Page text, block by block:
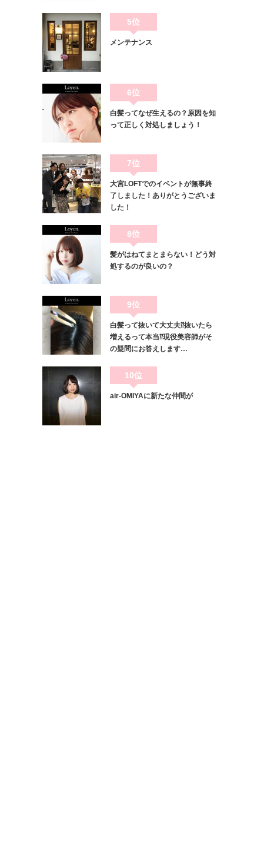
5位
メンテナンス
6位
白髪ってなぜ生えるの？原因を知
って正しく対処しましょう！
7位
大宮LOFTでのイベントが無事終
了しました！ありがとうございま
した！
8位
髪がはねてまとまらない！どう対
処するのが良いの？
9位
白髪って抜いて大丈夫⁇抜いたら
増えるって本当⁇現役美容師がそ
の疑問にお答えします…
10位
air-OMIYAに新たな仲間が